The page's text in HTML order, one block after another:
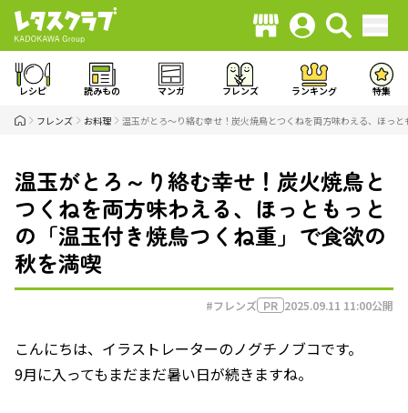
レシピ 読みもの マンガ フレンズ ランキング 特集
フレンズ お料理 温玉がとろ～り絡む幸せ！炭火焼鳥とつくねを両方味わえる、ほっ
温玉がとろ～り絡む幸せ！炭火焼鳥と
つくねを両方味わえる、ほっともっと
の「温玉付き焼鳥つくね重」で食欲の
秋を満喫
#フレンズ PR 2025.09.11 11:00公開
こんにちは、イラストレーターのノグチノブコです。
9月に入ってもまだまだ暑い日が続きますね。